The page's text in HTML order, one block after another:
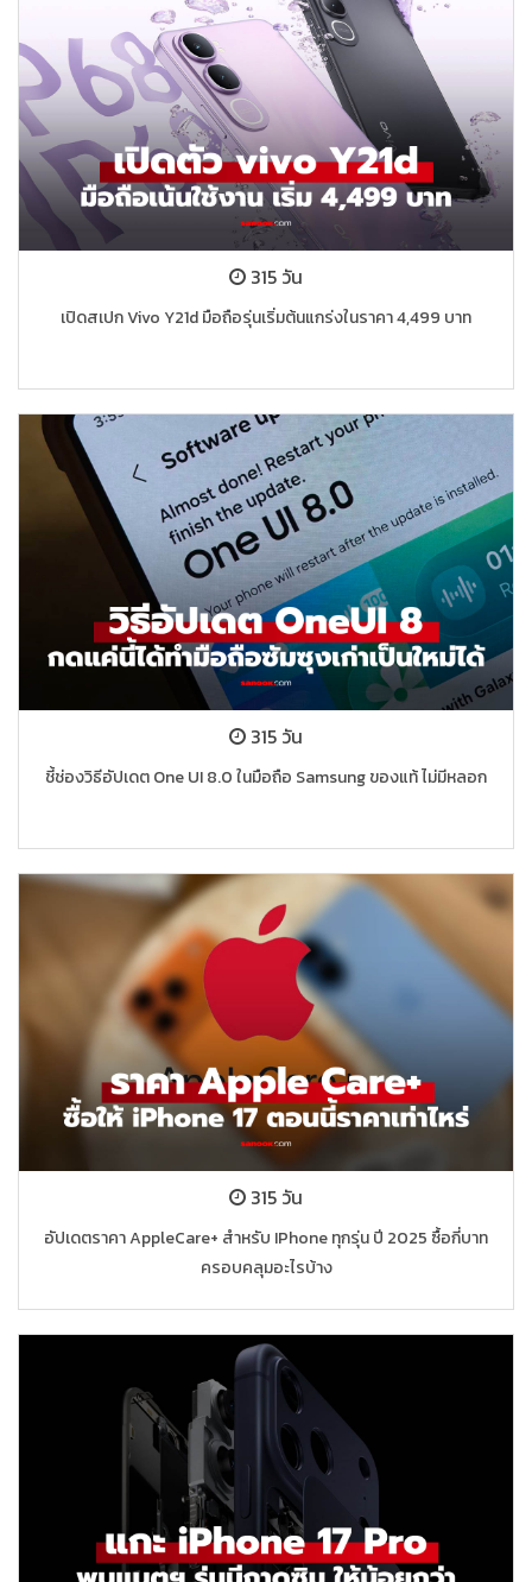
315 วัน
เปิดสเปก Vivo Y21d มือถือรุ่นเริ่มต้นแกร่งในราคา 4,499 บาท
315 วัน
ชี้ช่องวิธีอัปเดต One UI 8.0 ในมือถือ Samsung ของแท้ ไม่มีหลอก
315 วัน
อัปเดตราคา AppleCare+ สำหรับ IPhone ทุกรุ่น ปี 2025 ซื้อกี่บาท
ครอบคลุมอะไรบ้าง